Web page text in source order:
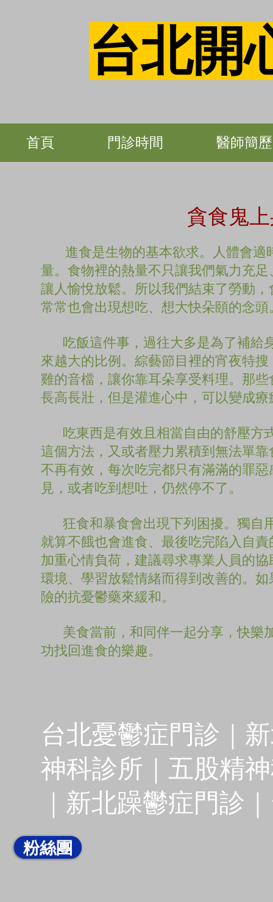
台北開
首頁 門診時間 醫師簡歷
貪食鬼
進食是生物的基本欲求。人體會
量。食物裡的熱量不只讓我們氣力充
讓人愉悅放鬆。所以我們結束了勞動
常常也會出現想吃、想大快朵頤的念頭
吃飯這件事，過往大多是為了補給
來越大的比例。綜藝節目裡的宵夜特
雞的音檔，讓你靠耳朵享受料理。那
長高長壯，但是灌進心中，可以變成
吃東西是有效且相當自由的舒壓方
這個方法，又或者壓力累積到無法單
不再有效，每次吃完都只有滿滿的罪
見，或者吃到想吐，仍然停不了。
狂食和暴食會出現下列困擾。獨自
就算不餓也會進食、最後吃完陷入自
加重心情負荷，建議尋求專業人員的
環境、學習放鬆情緒而得到改善的。
險的抗憂鬱藥來緩和。
美食當前，和同伴一起分享，快樂
功找回進食的樂趣。
台北憂鬱症門診｜
神科診所｜五股精
｜新北躁鬱症門診
粉絲團